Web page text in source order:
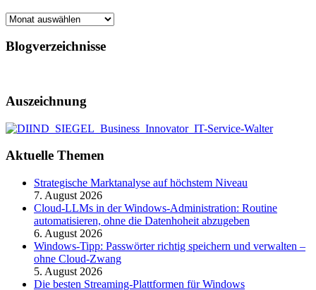
Archiv
Blogverzeichnisse
Auszeichnung
Aktuelle Themen
Strategische Marktanalyse auf höchstem Niveau
7. August 2026
Cloud-LLMs in der Windows-Administration: Routine
automatisieren, ohne die Datenhoheit abzugeben
6. August 2026
Windows-Tipp: Passwörter richtig speichern und verwalten –
ohne Cloud-Zwang
5. August 2026
Die besten Streaming-Plattformen für Windows